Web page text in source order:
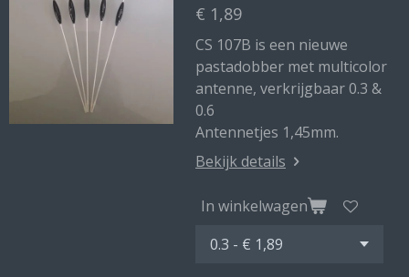
€ 1,89
CS 107B is een nieuwe
pastadobber met multicolor
antenne, verkrijgbaar 0.3 &
0.6
Antennetjes 1,45mm.
Bekijk details
In winkelwagen